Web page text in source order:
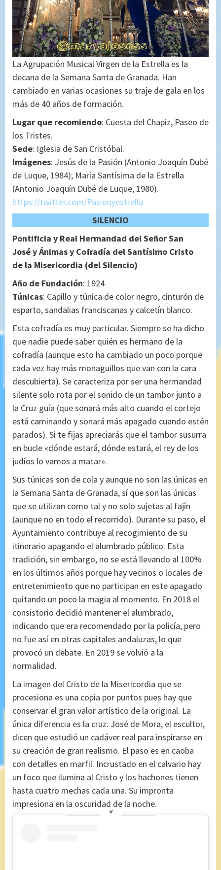
La Agrupación Musical Virgen de la Estrella es la
decana de la Semana Santa de Granada. Han
cambiado en varias ocasiones su traje de gala en los
más de 40 años de formación.
Lugar que recomiendo: Cuesta del Chapiz, Paseo de
los Tristes.
Sede: Iglesia de San Cristóbal.
Imágenes: Jesús de la Pasión (Antonio Joaquín Dubé
de Luque, 1984); María Santísima de la Estrella
(Antonio Joaquín Dubé de Luque, 1980).
https://twitter.com/Pasionyestrella
SILENCIO
Pontificia y Real Hermandad del Señor San
José y Ánimas y Cofradía del Santísimo Cristo
de la Misericordia (del Silencio)
Año de Fundación: 1924
Túnicas: Capillo y túnica de color negro, cinturón de
esparto, sandalias franciscanas y calcetín blanco.
Esta cofradía es muy particular. Siempre se ha dicho
que nadie puede saber quién es hermano de la
cofradía (aunque esto ha cambiado un poco porque
cada vez hay más monaguillos que van con la cara
descubierta). Se caracteriza por ser una hermandad
silente solo rota por el sonido de un tambor junto a
la Cruz guía (que sonará más alto cuando el cortejo
está caminando y sonará más apagado cuando estén
parados). Si te fijas apreciarás que el tambor susurra
en bucle «dónde estará, dónde estará, el rey de los
judíos lo vamos a matar».
Sus túnicas son de cola y aunque no son las únicas en
la Semana Santa de Granada, sí que son las únicas
que se utilizan como tal y no solo sujetas al fajín
(aunque no en todo el recorrido). Durante su paso, el
Ayuntamiento contribuye al recogimiento de su
itinerario apagando el alumbrado público. Esta
tradición, sin embargo, no se está llevando al 100%
en los últimos años porque hay vecinos o locales de
entretenimiento que no participan en este apagado
quitando un poco la magia al momento. En 2018 el
consistorio decidió mantener el alumbrado,
indicando que era recomendado por la policía, pero
no fue así en otras capitales andaluzas, lo que
provocó un debate. En 2019 se volvió a la
normalidad.
La imagen del Cristo de la Misericordia que se
procesiona es una copia por puntos pues hay que
conservar el gran valor artístico de la original. La
única diferencia es la cruz. José de Mora, el escultor,
dicen que estudió un cadáver real para inspirarse en
su creación de gran realismo. El paso es en caoba
con detalles en marfil. Incrustado en el calvario hay
un foco que ilumina al Cristo y los hachones tienen
hasta cuatro mechas cada una. Su impronta
impresiona en la oscuridad de la noche.